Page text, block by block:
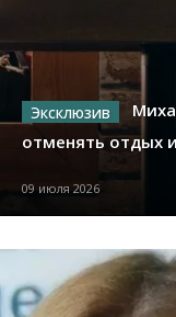
отменять отдых
09 июля 2026